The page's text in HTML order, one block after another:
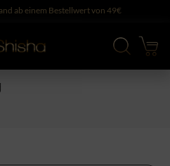
ab einem Bestellwert von 49€